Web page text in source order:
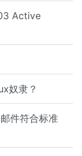
Active
奴隶？
件符合标准